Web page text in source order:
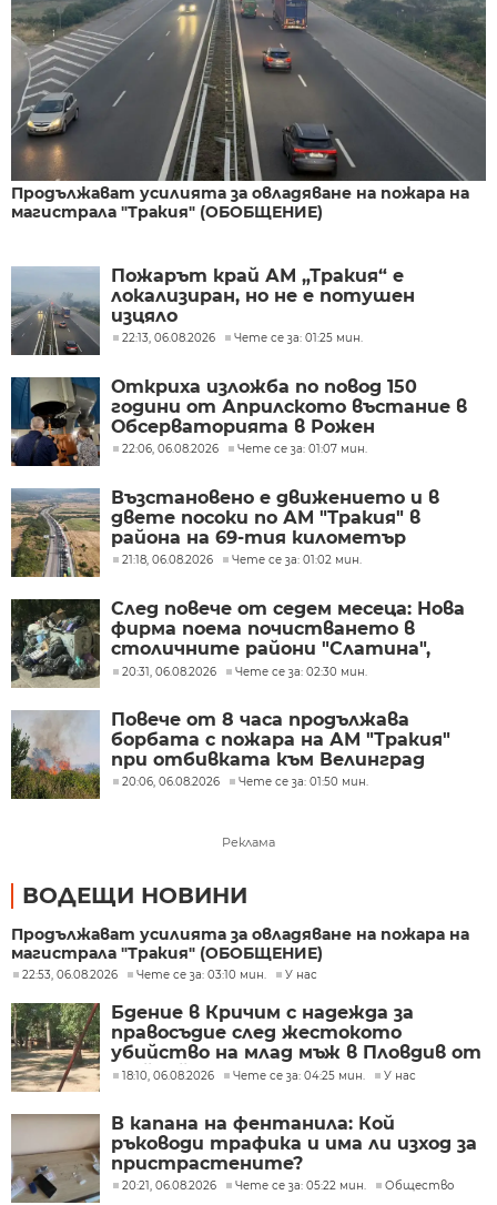
Продължават усилията за овладяване на пожара на
магистрала "Тракия" (ОБОБЩЕНИЕ)
Пожарът край АМ „Тракия“ е
локализиран, но не е потушен
изцяло
22:13, 06.08.2026 Чете се за: 01:25 мин.
Откриха изложба по повод 150
години от Априлското въстание в
Обсерваторията в Рожен
22:06, 06.08.2026 Чете се за: 01:07 мин.
Възстановено е движението и в
двете посоки по АМ "Тракия" в
района на 69-тия километър
21:18, 06.08.2026 Чете се за: 01:02 мин.
След повече от седем месеца: Нова
фирма поема почистването в
столичните райони "Слатина",
"Подуяне" и "Изгрев"
20:31, 06.08.2026 Чете се за: 02:30 мин.
Повече от 8 часа продължава
борбата с пожара на АМ "Тракия"
при отбивката към Велинград
20:06, 06.08.2026 Чете се за: 01:50 мин.
Реклама
ВОДЕЩИ НОВИНИ
Продължават усилията за овладяване на пожара на
магистрала "Тракия" (ОБОБЩЕНИЕ)
22:53, 06.08.2026 Чете се за: 03:10 мин. У нас
Бдение в Кричим с надежда за
правосъдие след жестокото
убийство на млад мъж в Пловдив от
тийнейджъри
18:10, 06.08.2026 Чете се за: 04:25 мин. У нас
В капана на фентанила: Кой
ръководи трафика и има ли изход за
пристрастените?
20:21, 06.08.2026 Чете се за: 05:22 мин. Общество